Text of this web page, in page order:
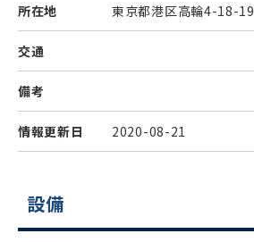
所在地 東京都港区高輪4-18-19
交通
備考
情報更新日 2020-08-21
設備